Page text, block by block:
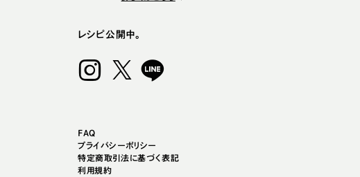
レシピ公開中。
FAQ
プライバシーポリシー
特定商取引法に基づく表記
利用規約